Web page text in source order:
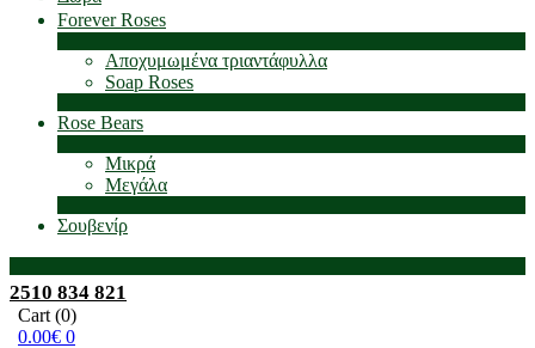
Forever Roses
Αποχυμωμένα τριαντάφυλλα
Soap Roses
Rose Βears
Μικρά
Μεγάλα
Σουβενίρ
2510 834 821
Cart (0)
0.00€ 0